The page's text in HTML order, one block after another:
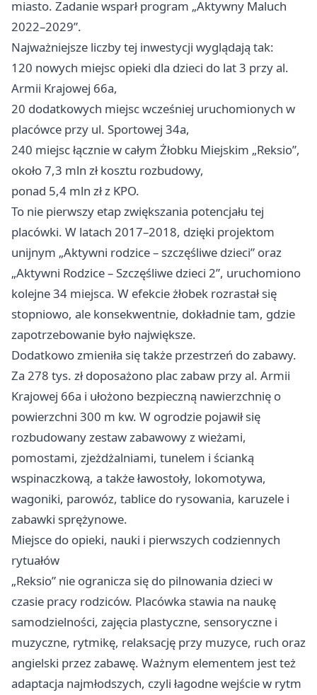
miasto. Zadanie wsparł program „Aktywny Maluch
2022–2029”.
Najważniejsze liczby tej inwestycji wyglądają tak:
120 nowych miejsc opieki dla dzieci do lat 3 przy al.
Armii Krajowej 66a,
20 dodatkowych miejsc wcześniej uruchomionych w
placówce przy ul. Sportowej 34a,
240 miejsc łącznie w całym Żłobku Miejskim „Reksio”,
około 7,3 mln zł kosztu rozbudowy,
ponad 5,4 mln zł z KPO.
To nie pierwszy etap zwiększania potencjału tej
placówki. W latach 2017–2018, dzięki projektom
unijnym „Aktywni rodzice – szczęśliwe dzieci” oraz
„Aktywni Rodzice – Szczęśliwe dzieci 2”, uruchomiono
kolejne 34 miejsca. W efekcie żłobek rozrastał się
stopniowo, ale konsekwentnie, dokładnie tam, gdzie
zapotrzebowanie było największe.
Dodatkowo zmieniła się także przestrzeń do zabawy.
Za 278 tys. zł doposażono plac zabaw przy al. Armii
Krajowej 66a i ułożono bezpieczną nawierzchnię o
powierzchni 300 m kw. W ogrodzie pojawił się
rozbudowany zestaw zabawowy z wieżami,
pomostami, zjeżdżalniami, tunelem i ścianką
wspinaczkową, a także ławostoły, lokomotywa,
wagoniki, parowóz, tablice do rysowania, karuzele i
zabawki sprężynowe.
Miejsce do opieki, nauki i pierwszych codziennych
rytuałów
„Reksio” nie ogranicza się do pilnowania dzieci w
czasie pracy rodziców. Placówka stawia na naukę
samodzielności, zajęcia plastyczne, sensoryczne i
muzyczne, rytmikę, relaksację przy muzyce, ruch oraz
angielski przez zabawę. Ważnym elementem jest też
adaptacja najmłodszych, czyli łagodne wejście w rytm